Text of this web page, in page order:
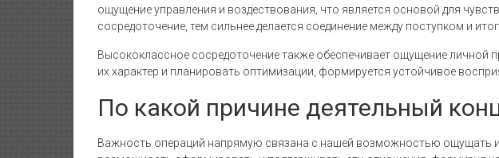
ощущение управления и воздествования, что является основой для
сосредоточение, тем сильнее делается соединение между поступком и
Высококлассное сосредоточение также обеспечивает ощущение личной
их характер и планировать оптимизации, формируется устойчивое
По какой причине деятельный
Важность операций напрямую связана с нашей возможностью ощущать